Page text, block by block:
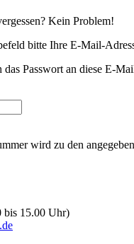
Kein Problem!
bitte Ihre E-Mail-
Passwort an diese E-
wird zu den
bis 15.00 Uhr)